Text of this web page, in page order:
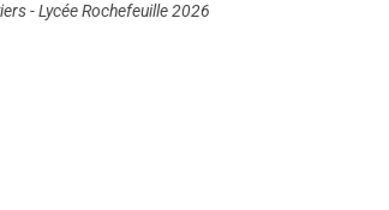
- Lycée Rochefeuille 2026